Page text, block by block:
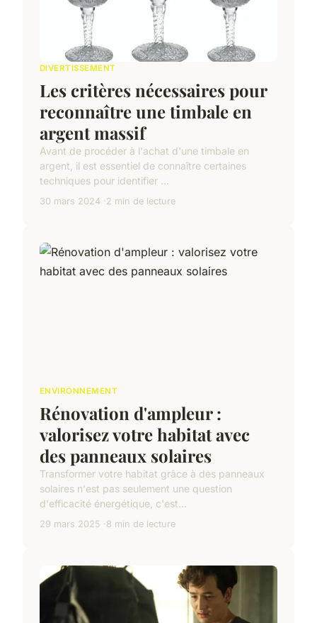
DIVERTISSEMENT
Les critères nécessaires pour
reconnaître une timbale en
argent massif
Avant de procéder à l'achat d'une timbale en
argent, il est essentiel de connaître certaines
techniques pour identifier ...
30 mars 2024 2 min de lecture
ENVIRONNEMENT
Rénovation d'ampleur :
valorisez votre habitat avec
des panneaux solaires
Transformer votre habitat grâce à des panneaux
solaires n'est pas seulement une question
d'efficacité énergétique, c'est...
29 mars 2025 8 min de lecture